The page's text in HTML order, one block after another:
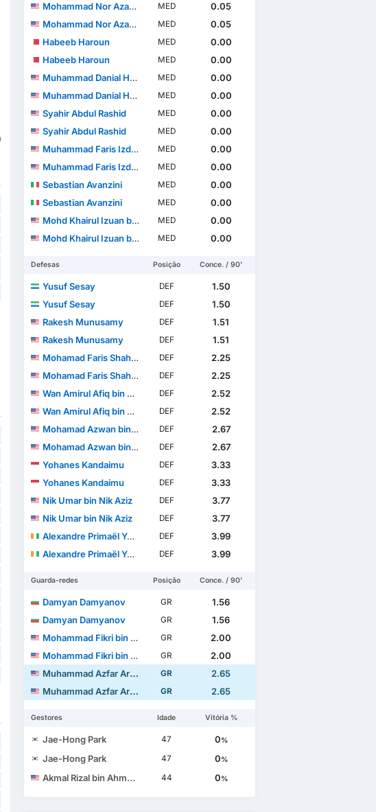
Mohammad Nor Azam bin Abdul Azih
MED
0.05
Mohammad Nor Azam bin Abdul Azih
MED
0.05
Habeeb Haroun
MED
0.00
Habeeb Haroun
MED
0.00
Muhammad Danial Haqim bin Deraman
MED
0.00
Muhammad Danial Haqim bin Deraman
MED
0.00
Syahir Abdul Rashid
MED
0.00
Syahir Abdul Rashid
MED
0.00
Muhammad Faris Izdiham bin Awang Kechik
MED
0.00
Muhammad Faris Izdiham bin Awang Kechik
MED
0.00
Sebastian Avanzini
MED
0.00
Sebastian Avanzini
MED
0.00
Mohd Khairul Izuan bin Rosli
MED
0.00
Mohd Khairul Izuan bin Rosli
MED 0.00
Defesas Posição Conce. / 90'
Yusuf Sesay DEF
1.50
Yusuf Sesay
DEF
1.50
Rakesh Munusamy
DEF
1.51
Rakesh Munusamy
DEF
1.51
Mohamad Faris Shah Bin Rosli
DEF
2.25
Mohamad Faris Shah Bin Rosli
DEF
2.25
Wan Amirul Afiq bin Wan Abdul Rahman
DEF
2.52
Wan Amirul Afiq bin Wan Abdul Rahman
DEF
2.52
Mohamad Azwan bin Mohd Aripin
DEF
2.67
Mohamad Azwan bin Mohd Aripin
DEF
2.67
Yohanes Kandaimu
DEF
3.33
Yohanes Kandaimu
DEF
3.33
Nik Umar bin Nik Aziz
DEF
3.77
Nik Umar bin Nik Aziz
DEF
3.77
Alexandre Primaël Yeoulé
DEF
3.99
Alexandre Primaël Yeoulé
DEF 3.99
Guarda-redes Posição Conce. / 90'
Damyan Damyanov GR
1.56
Damyan Damyanov
GR
1.56
Mohammad Fikri bin Che Soh
GR
2.00
Mohammad Fikri bin Che Soh
GR
2.00
Muhammad Azfar Arif Mohd Sukri
GR
2.65
Muhammad Azfar Arif Mohd Sukri
GR 2.65
Gestores Idade Vitória %
Jae-Hong Park 47 0%
Jae-Hong Park 47 0%
Akmal Rizal bin Ahmad Rakhli 44 0%